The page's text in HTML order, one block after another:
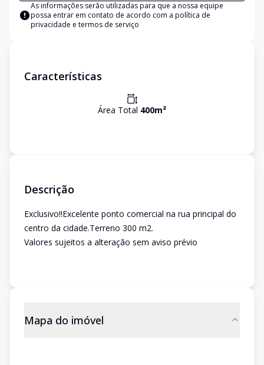
As informações serão utilizadas para que a nossa equipe
possa entrar em contato de acordo com a política de
privacidade e termos de serviço
Características
Área Total 400m²
Descrição
Exclusivo!!Excelente ponto comercial na rua principal do
centro da cidade.Terreno 300 m2.
Valores sujeitos a alteração sem aviso prévio
Mapa do imóvel